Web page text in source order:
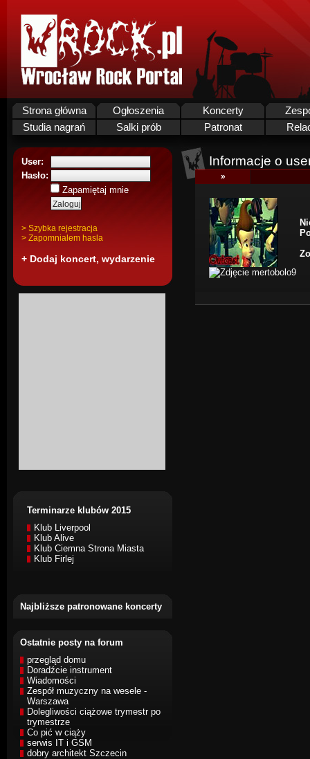
Strona główna Ogłoszenia Koncerty
Studia nagrań
Salki prób Patronat
User:
Hasło:
Zapamiętaj mnie
> Szybka rejestracja
> Zapomnialem hasla
+ Dodaj koncert, wydarzenie
Terminarze klubów 2015
Klub Liverpool
Klub Alive
Klub Ciemna Strona Miasta
Klub Firlej
Najbliższe patronowane koncerty
Ostatnie posty na forum
przegląd domu
Doradźcie instrument
Wiadomości
Zespół muzyczny na wesele -
Warszawa
Dolegliwości ciążowe trymestr po
trymestrze
Co pić w ciąży
serwis IT i GSM
dobry architekt Szczecin
Informacje o
»